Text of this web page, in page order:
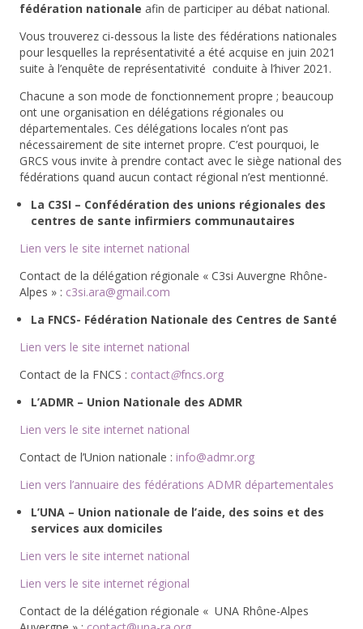
fédération nationale afin de participer au débat national.
Vous trouverez ci-dessous la liste des fédérations nationales
pour lesquelles la représentativité a été acquise en juin 2021
suite à l’enquête de représentativité conduite à l’hiver 2021.
Chacune a son mode de fonctionnement propre ; beaucoup
ont une organisation en délégations régionales ou
départementales. Ces délégations locales n’ont pas
nécessairement de site internet propre. C’est pourquoi, le
GRCS vous invite à prendre contact avec le siège national des
fédérations quand aucun contact régional n’est mentionné.
La C3SI – Confédération des unions régionales des
centres de sante infirmiers communautaires
Lien vers le site internet national
Contact de la délégation régionale « C3si Auvergne Rhône-
Alpes » : c3si.ara@gmail.com
La FNCS- Fédération Nationale des Centres de Santé
Lien vers le site internet national
Contact de la FNCS : contact@fncs.org
L’ADMR – Union Nationale des ADMR
Lien vers le site internet national
Contact de l’Union nationale : info@admr.org
Lien vers l’annuaire des fédérations ADMR départementales
L’UNA – Union nationale de l’aide, des soins et des
services aux domiciles
Lien vers le site internet national
Lien vers le site internet régional
Contact de la délégation régionale « UNA Rhône-Alpes